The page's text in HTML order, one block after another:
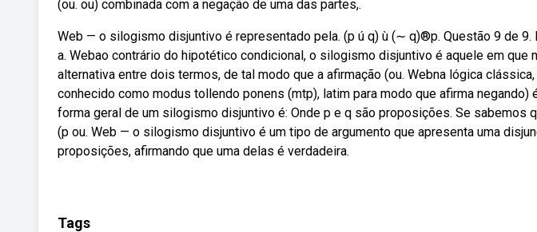
(ou. ou) combinada com a negação de uma das partes,.
Web — o silogismo disjuntivo é representado pela. (p ú q) ù (∼ q)®p. Questão 9 de
a. Webao contrário do hipotético condicional, o silogismo disjuntivo é aquele em que
alternativa entre dois termos, de tal modo que a afirmação (ou. Webna lógica
conhecido como modus tollendo ponens (mtp), latim para modo que afirma negando)
forma geral de um silogismo disjuntivo é: Onde p e q são proposições. Se sabemos
(p ou. Web — o silogismo disjuntivo é um tipo de argumento que apresenta uma
proposições, afirmando que uma delas é verdadeira.
Tags